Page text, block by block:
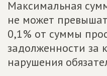
Максимальная
не может
0,1% от суммы
задолженности за
нарушения